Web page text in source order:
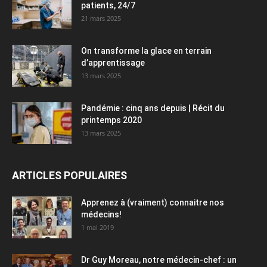
patients, 24/7
21 mars 2025
On transforme la glace en terrain
d’apprentissage
13 mars 2025
Pandémie : cinq ans depuis | Récit du
printemps 2020
13 mars 2025
ARTICLES POPULAIRES
Apprenez à (vraiment) connaitre nos
médecins!
1 mai 2019
Dr Guy Moreau, notre médecin-chef : un